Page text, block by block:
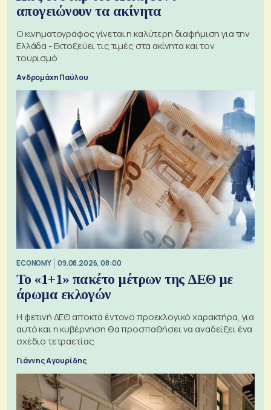
απογειώνουν τα ακίνητα
Ο κινηματογράφος γίνεται η καλύτερη διαφήμιση για την
Ελλάδα - Εκτοξεύει τις τιμές στα ακίνητα και τον
τουρισμό
Ανδρομάχη Παύλου
ECONOMY 09.08.2026, 08:00
Το «1+1» πακέτο μέτρων της ΔΕΘ με
άρωμα εκλογών
Η φετινή ΔΕΘ αποκτά έντονο προεκλογικό χαρακτήρα, για
αυτό και η κυβέρνηση θα προσπαθήσει να αναδείξει ένα
σχέδιο τετραετίας
Γιάννης Αγουρίδης